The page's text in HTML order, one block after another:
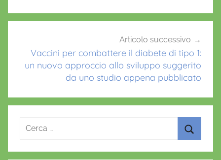
Articolo successivo
Vaccini per combattere il diabete di tipo 1:
un nuovo approccio allo sviluppo suggerito
da uno studio appena pubblicato
Ricerca